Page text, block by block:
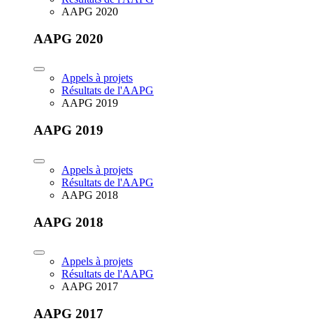
AAPG 2020
AAPG 2020
Appels à projets
Résultats de l'AAPG
AAPG 2019
AAPG 2019
Appels à projets
Résultats de l'AAPG
AAPG 2018
AAPG 2018
Appels à projets
Résultats de l'AAPG
AAPG 2017
AAPG 2017